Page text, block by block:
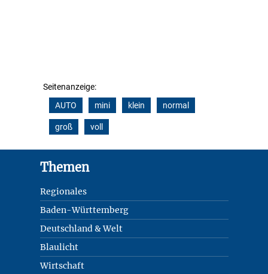
Seitenanzeige:
AUTO
mini klein normal
groß voll
Themen
Regionales
Baden-Württemberg
Deutschland & Welt
Blaulicht
Wirtschaft